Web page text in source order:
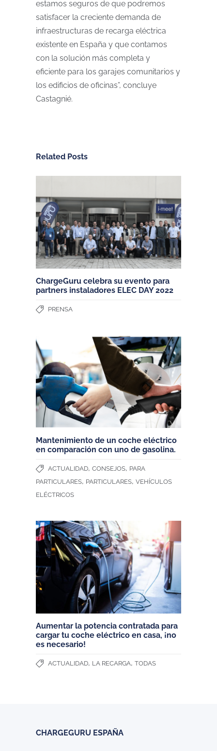
estamos seguros de que podremos
satisfacer la creciente demanda de
infraestructuras de recarga eléctrica
existente en España y que contamos
con la solución más completa y
eficiente para los garajes comunitarios y
los edificios de oficinas”, concluye
Castagnié.
Related Posts
ChargeGuru celebra su evento para
partners instaladores ELEC DAY 2022
PRENSA
Mantenimiento de un coche eléctrico
en comparación con uno de gasolina.
ACTUALIDAD, CONSEJOS, PARA
PARTICULARES, PARTICULARES, VEHÍCULOS
ELÉCTRICOS
Aumentar la potencia contratada para
cargar tu coche eléctrico en casa, ¡no
es necesario!
ACTUALIDAD, LA RECARGA, TODAS
CHARGEGURU ESPAÑA